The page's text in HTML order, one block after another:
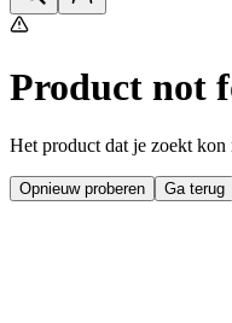
Product not
Het product dat je zoekt
Opnieuw proberen Ga terug